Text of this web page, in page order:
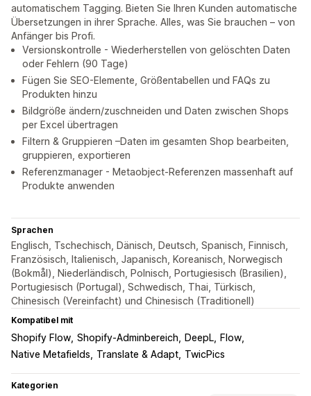
automatischem Tagging. Bieten Sie Ihren Kunden automatische
Übersetzungen in ihrer Sprache. Alles, was Sie brauchen – von
Anfänger bis Profi.
Versionskontrolle - Wiederherstellen von gelöschten Daten
oder Fehlern (90 Tage)
Fügen Sie SEO-Elemente, Größentabellen und FAQs zu
Produkten hinzu
Bildgröße ändern/zuschneiden und Daten zwischen Shops
per Excel übertragen
Filtern & Gruppieren –Daten im gesamten Shop bearbeiten,
gruppieren, exportieren
Referenzmanager - Metaobject-Referenzen massenhaft auf
Produkte anwenden
Sprachen
Englisch, Tschechisch, Dänisch, Deutsch, Spanisch, Finnisch,
Französisch, Italienisch, Japanisch, Koreanisch, Norwegisch
(Bokmål), Niederländisch, Polnisch, Portugiesisch (Brasilien),
Portugiesisch (Portugal), Schwedisch, Thai, Türkisch,
Chinesisch (Vereinfacht) und Chinesisch (Traditionell)
Kompatibel mit
Shopify Flow Shopify-Adminbereich DeepL
Flow
Native Metafields
Translate & Adapt TwicPics
Kategorien